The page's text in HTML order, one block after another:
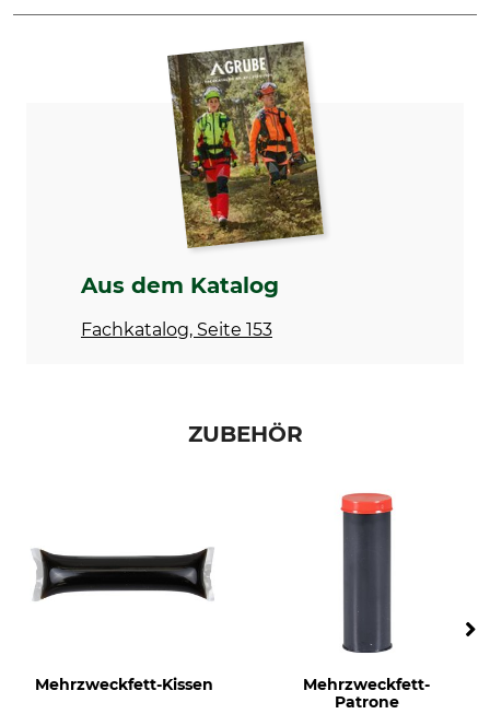
Gewicht
100 g
Aus dem Katalog
Fachkatalog, Seite 153
ZUBEHÖR
Mehrzweckfett-Kissen
Mehrzweckfett-
Patrone